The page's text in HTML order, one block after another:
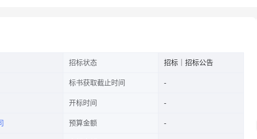
招标状态 招标｜招标公告
标书获取截止时间
开标时间
预算金额